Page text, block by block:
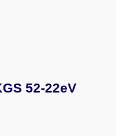
52-22eV